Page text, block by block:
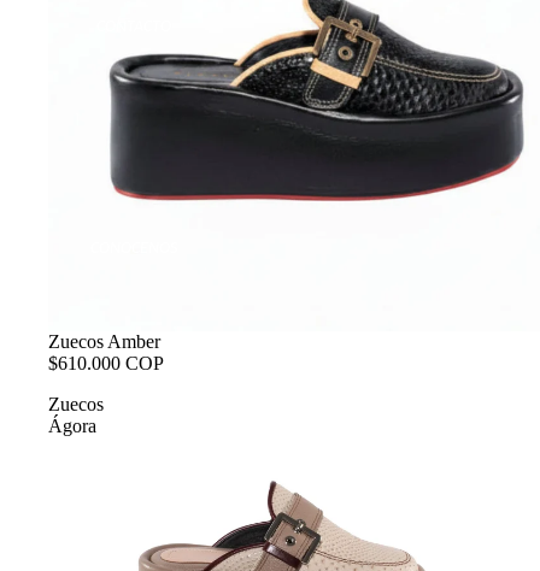
Zuecos Amber
$610.000 COP
Zuecos
Ágora